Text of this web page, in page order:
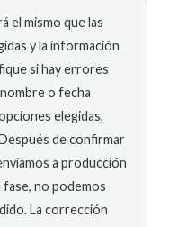
el mismo que las
y la información
si hay errores
o fecha
elegidas,
de confirmar
a producción
fase, no podemos
La corrección